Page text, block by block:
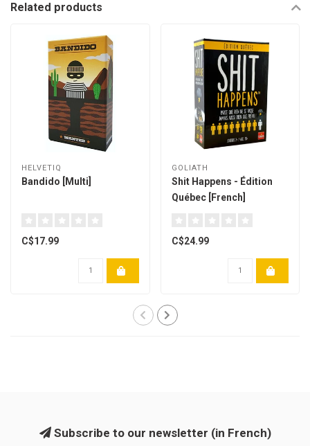
Related products
HELVETIQ
Bandido [Multi]
C$17.99
GOLIATH
Shit Happens - Édition
Québec [French]
C$24.99
Subscribe to our newsletter (in French)